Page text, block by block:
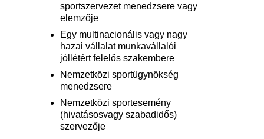
sportszervezet menedzsere vagy
elemzője
Egy multinacionális vagy nagy
hazai vállalat munkavállalói
jóllétért felelős szakembere
Nemzetközi sportügynökség
menedzsere
Nemzetközi sportesemény
(hivatásosvagy szabadidős)
szervezője